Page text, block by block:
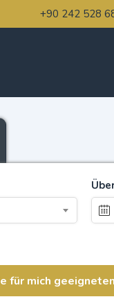
+90 242 528